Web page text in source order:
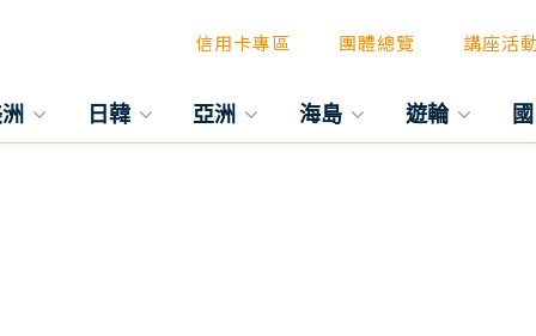
信用卡專區 團體總覽 講座活
日韓 亞洲 海島 遊輪